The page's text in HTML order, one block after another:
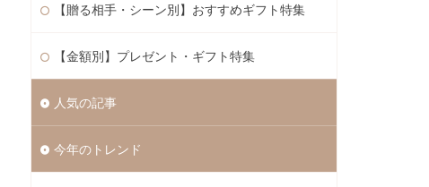
【贈る相手・シーン別】おすすめギフト特集
【金額別】プレゼント・ギフト特集
人気の記事
今年のトレンド